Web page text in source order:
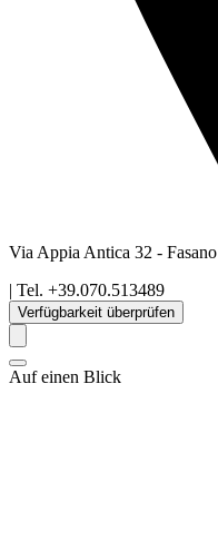
Via Appia Antica 32 - Fasano
| Tel. +39.070.513489
Verfügbarkeit überprüfen
Auf einen Blick